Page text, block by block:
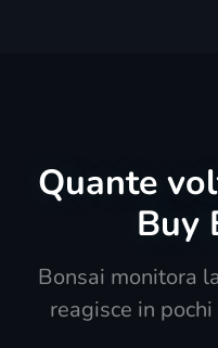
Quante
Buy
Bonsai monitora
reagisce in